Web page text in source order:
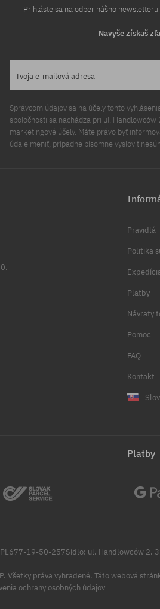
Prihláste sa na odber nášho
Navyše získaš
Tvoja e-mailová adresa
Správcom údajov sa na účely tohto
spoločnosti sa nachádza pri ul.
marketingové účely. Máte právo byť
údaje meniť, prípadne písomne vysloviť
Pravidlá
Politika
Platby
Návraty
Pomoc
FAQ
Kontakt
Platby
19-50-257Sídlo: ul. Handlowców 2,
Všetky práva vyhradené. Táto webová
ochrany osobných údajov